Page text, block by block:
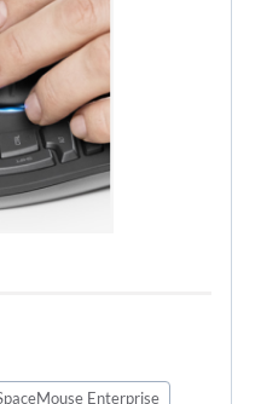
Enterprise